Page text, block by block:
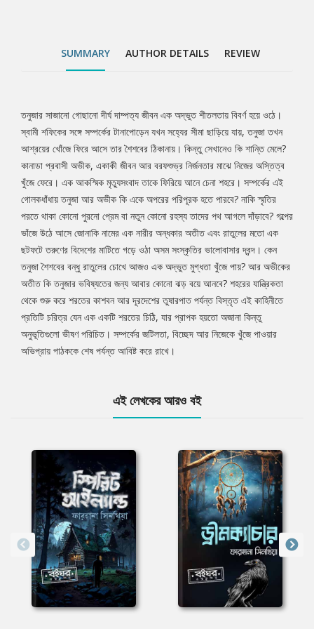
আনবে? শহরের যান্ত্রিকতা থেকে শুরু করে শরতের কাশবন আর দূরদেশের
আবিষ্ট করে রাখে।
SUMMARY AUTHOR DETAILS REVIEW
Tab
Article
তনুজার সাজানো গোছানো দীর্ঘ দাম্পত্য জীবন এক অদ্ভুত শীতলতায় বিবর্ণ হয়ে ওঠে।
স্বামী শফিকের সঙ্গে সম্পর্কের টানাপোড়েন যখন সহ্যের সীমা ছাড়িয়ে যায়, তনুজা তখন
আশ্রয়ের খোঁজে ফিরে আসে তার শৈশবের ঠিকানায়। কিন্তু সেখানেও কি শান্তি মেলে?
কানাডা প্রবাসী অভীক, একাকী জীবন আর বরফশুভ্র নির্জনতার মাঝে নিজের অস্তিত্ব
খুঁজে ফেরে। এক আকস্মিক মৃত্যুসংবাদ তাকে ফিরিয়ে আনে চেনা শহরে। সম্পর্কের এই
গোলকধাঁধায় তনুজা আর অভীক কি একে অপরের পরিপূরক হতে পারবে? নাকি স্মৃতির
পরতে থাকা কোনো পুরনো প্রেম বা নতুন কোনো রহস্য তাদের পথ আগলে দাঁড়াবে? গল্পের
ভাঁজে উঠে আসে জোনাকি নামের এক নারীর অন্ধকার অতীত এবং রাতুলের মতো এক
ছটফটে তরুণের বিদেশের মাটিতে গড়ে ওঠা অসম সংস্কৃতির ভালোবাসার দ্বন্দ। কেন
তনুজা শৈশবের বন্ধু রাতুলের চোখে আজও এক অদ্ভুত মুগ্ধতা খুঁজে পায়? আর অভীকের
অতীত কি তনুজার ভবিষ্যতের জন্য আবার কোনো ঝড় বয়ে আনবে? শহরের যান্ত্রিকতা
থেকে শুরু করে শরতের কাশবন আর দূরদেশের তুষারপাত পর্যন্ত বিস্তৃত এই কাহিনীতে
প্রতিটি চরিত্র যেন এক একটি শরতের চিঠি, যার প্রাপক হয়তো অজানা কিন্তু
অনুভূতিগুলো ভীষণ পরিচিত। সম্পর্কের জটিলতা, বিচ্ছেদ আর নিজেকে খুঁজে পাওয়ার
অভিপ্রায় পাঠককে শেষ পর্যন্ত আবিষ্ট করে রাখে।
এই লেখকের আরও বই